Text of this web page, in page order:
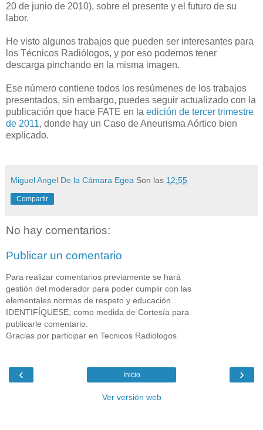
20 de junio de 2010), sobre el presente y el futuro de su
labor.
He visto algunos trabajos que pueden ser interesantes para
los Técnicos Radiólogos, y por eso podemos tener
descarga pinchando en la misma imagen.
Ese número contiene todos los resúmenes de los trabajos
presentados, sin embargo, puedes seguir actualizado con la
publicación que hace FATE en la edición de tercer trimestre
de 2011, donde hay un Caso de Aneurisma Aórtico bien
explicado.
Miguel Angel De la Cámara Egea Son las 12:55
Compartir
No hay comentarios:
Publicar un comentario
Para realizar comentarios previamente se hará
gestión del moderador para poder cumplir con las
elementales normas de respeto y educación.
IDENTIFÍQUESE, como medida de Cortesía para
publicarle comentario.
Gracias por participar en Tecnicos Radiologos
‹ ›
Inicio
Ver versión web